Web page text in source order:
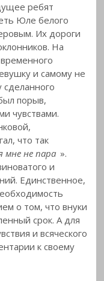
ребят
Юле белого
Их дороги
На
и самому не
порыв,
чувствами.
что так
мне не пара ».
и
Единственное,
о том, что внуки
срок. А для
и всяческого
к своему